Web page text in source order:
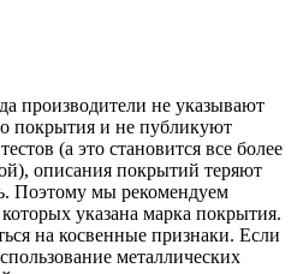
производители не указывают
покрытия и не публикуют
(а это становится все более
описания покрытий теряют
Поэтому мы рекомендуем
указана марка покрытия.
на косвенные признаки. Если
металлических